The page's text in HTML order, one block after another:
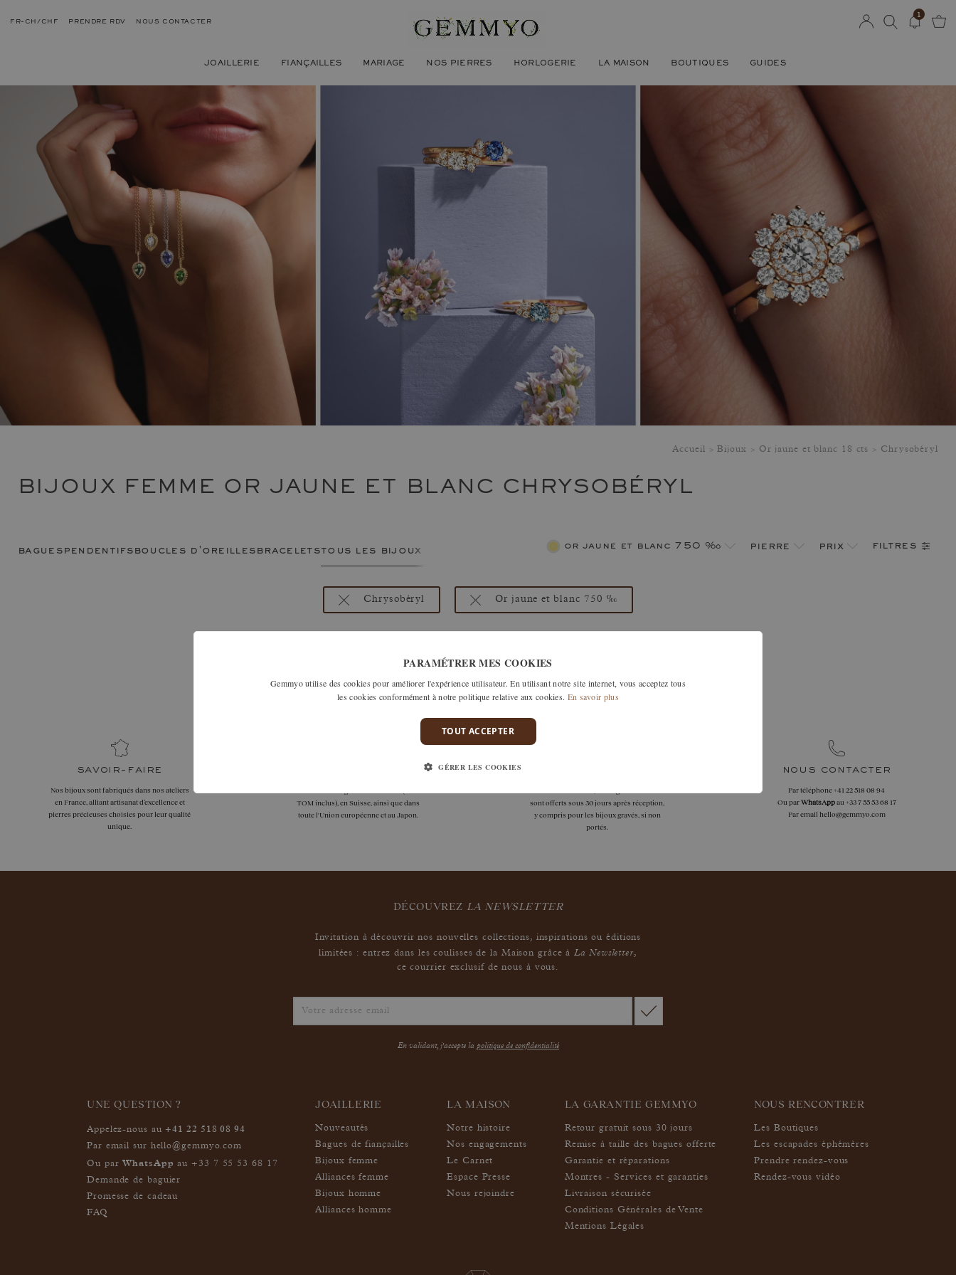
FR-CH/CHF PRENDRE RDV NOUS CONTACTER
JOAILLERIE FIANÇAILLES MARIAGE NOS PIERRES HORLOGERIE LA MAISON BOUTIQUES GUIDES
1
Accueil Bijoux Or jaune et blanc 18 cts Chrysobéryl
BIJOUX FEMME OR JAUNE ET BLANC CHRYSOBÉRYL
bagues pendentifs boucles d'oreilles braceletstous les bijoux femme or jaune et blanc 750 ‰ pierre prix filtres
Or jaune et blanc 750 ‰
Chrysobéryl
89 pour discuter de votre recherche et voir comment nous pouvons y répondre au mieux.
savoir-faire
Nos bijoux sont fabriqués dans nos ateliers
en France, alliant artisanat d’excellence et
pierres précieuses choisies pour leur qualité
unique.
TOM inclus), en Suisse, ainsi que dans
toute l'Union européenne et au Japon.
sont offerts sous 30 jours après réception,
y compris pour les bijoux gravés, si non
portés.
nous contacter
Par téléphone+41 22 518 08 94
Ou parWhatsAppau +33 7 55 53 68 17
Par email hello@gemmyo.com
DÉCOUVREZ LA NEWSLETTER
Invitation à découvrir nos nouvelles collections, inspirations ou éditions
limitées : entrez dans les coulisses de la Maison grâce àLa Newsletter,
ce courrier exclusif de nous à vous.
En validant, j'accepte la politique de confidentialité
UNE QUESTION ?
Appelez-nous au +41 22 518 08 94
Par email sur hello@gemmyo.com
Ou par WhatsApp au +33 7 55 53 68 17
Demande de baguier
Promesse de cadeau
FAQ
JOAILLERIE
Nouveautés
Bagues de fiançailles
Bijoux femme
Alliances femme
Bijoux homme
Alliances homme
LA MAISON
Notre histoire
Nos engagements
Le Carnet
Espace Presse
Nous rejoindre
LA GARANTIE GEMMYO
Retour gratuit sous 30 jours
Remise à taille des bagues offerte
Garantie et réparations
Montres - Services et garanties
Livraison sécurisée
Conditions Générales de Vente
Mentions Légales
NOUS RENCONTRER
Les Boutiques
Les escapades éphémères
Prendre rendez-vous
Rendez-vous vidéo
PARAMÉTRER MES COOKIES
Gemmyo utilise des cookies pour améliorer l'expérience utilisateur. En utilisant notre site internet, vous acceptez tous
les cookies conformément à notre politique relative aux cookies. En savoir plus
TOUT ACCEPTER
GÉRER LES COOKIES